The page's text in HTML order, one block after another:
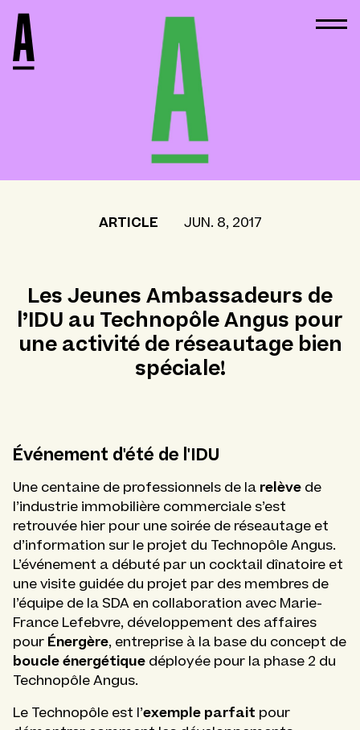
ARTICLE JUN. 8, 2017
Les Jeunes Ambassadeurs de
l’IDU au Technopôle Angus pour
une activité de réseautage bien
spéciale!
Événement d'été de l'IDU
Une centaine de professionnels de la relève de
l’industrie immobilière commerciale s’est
retrouvée hier pour une soirée de réseautage et
d’information sur le projet du Technopôle Angus.
L’événement a débuté par un cocktail dînatoire et
une visite guidée du projet par des membres de
l’équipe de la SDA en collaboration avec Marie-
France Lefebvre, développement des affaires
pour Énergère, entreprise à la base du concept de
boucle énergétique déployée pour la phase 2 du
Technopôle Angus.
Le Technopôle est l’exemple parfait pour